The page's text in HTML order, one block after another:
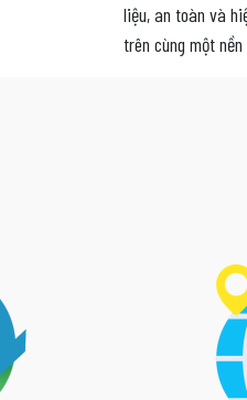
liệu, an toàn và
trên cùng một nền